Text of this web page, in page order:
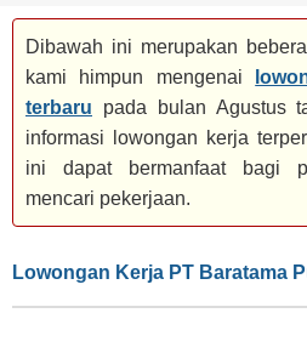
Dibawah ini merupakan
kami himpun mengenai
terbaru pada bulan Agustus
informasi lowongan kerja
ini dapat bermanfaat bagi
mencari pekerjaan.
Lowongan Kerja PT Baratama